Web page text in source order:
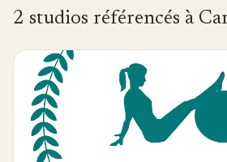
2 studios référencés à